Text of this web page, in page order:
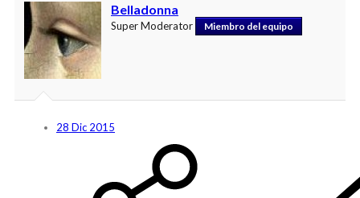
Belladonna
Super Moderator Miembro del equipo
28 Dic 2015